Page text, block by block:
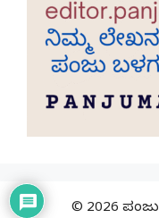
© 2026 ಪಂಜು